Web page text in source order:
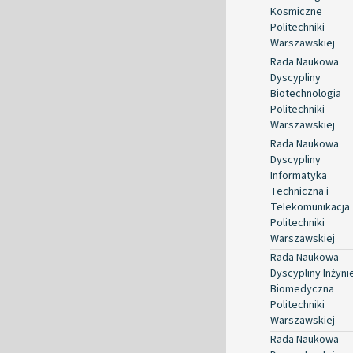
Kosmiczne
Politechniki
Warszawskiej
Rada Naukowa
Dyscypliny
Biotechnologia
Politechniki
Warszawskiej
Rada Naukowa
Dyscypliny
Informatyka
Techniczna i
Telekomunikacja
Politechniki
Warszawskiej
Rada Naukowa
Dyscypliny
Biomedyczna
Politechniki
Warszawskiej
Rada Naukowa